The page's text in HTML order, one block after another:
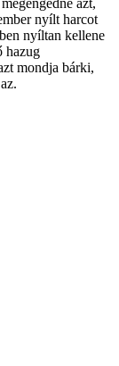
nyílt harcot
nyíltan kellene
hazug
mondja bárki,